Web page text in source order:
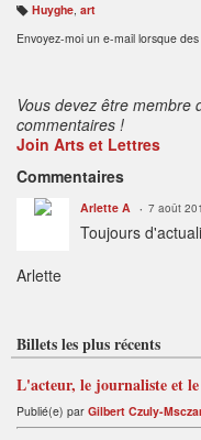
B
ali
s
Huyghe, art
Envoyez-moi un e-mail lorsque
Vous devez être membre
commentaires !
Join Arts et Lettres
Commentaires
Arlette A 7 août
Toujours
Arlette
Billets les plus récents
L'acteur, le journaliste et
Publié(e) par Gilbert Czuly-